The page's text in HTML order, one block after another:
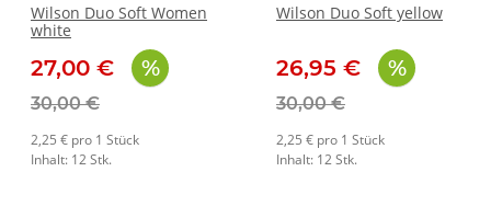
Wilson Duo Soft Women
white
27,00 €
30,00 €
2,25 € pro 1 Stück
Inhalt: 12 Stk.
Wilson Duo Soft yellow
26,95 €
30,00 €
2,25 € pro 1 Stück
Inhalt: 12 Stk.